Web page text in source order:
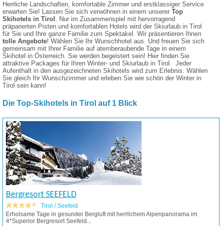
Herrliche Landschaften, komfortable Zimmer und erstklassiger Service
erwarten Sie! Lassen Sie sich verwöhnen in einem unserer Top
Skihotels in Tirol . Nur im Zusammenspiel mit hervorragend
präparierten Pisten und komfortablen Hotels wird der Skiurlaub in Tirol
für Sie und Ihre ganze Familie zum Spektakel. Wir präsentieren Ihnen
tolle Angebote! Wählen Sie Ihr Wunschhotel aus. Und freuen Sie sich
gemeinsam mit Ihrer Familie auf atemberaubende Tage in einem
Skihotel in Österreich. Sie werden begeistert sein! Hier finden Sie
attraktive Packages für Ihren Winter- und Skiurlaub in Tirol. Jeder
Aufenthalt in den ausgezeichneten Skihotels wird zum Erlebnis. Wählen
Sie gleich Ihr Wunschzimmer und erleben Sie wie schön der Winter in
Tirol sein kann!
Die Top-Skihotels in Tirol auf 1 Blick
Bergresort SEEFELD
Tirol / Seefeld
Erholsame Tage in gesunder Bergluft mit herrlichem Alpenpanorama im
4*Superior Bergresort Seefeld...